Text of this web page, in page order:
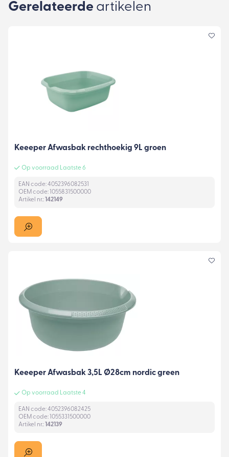
Gerelateerde artikelen
Keeeper Afwasbak rechthoekig 9L groen
Op voorraad Laatste 6
EAN code: 4052396082531
OEM code: 1055831500000
Artikel nr.:142149
Keeeper Afwasbak 3,5L Ø28cm nordic green
Op voorraad Laatste 4
EAN code: 4052396082425
OEM code: 1055331500000
Artikel nr.: 142139